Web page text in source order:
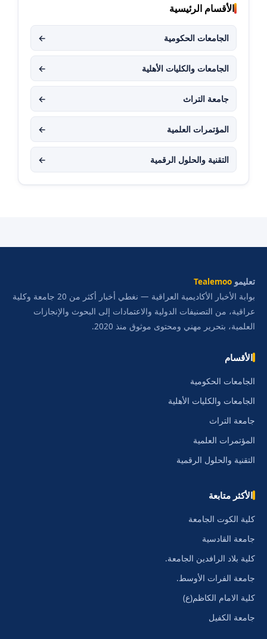
الأقسام الرئيسية
الجامعات الحكومية ←
الجامعات والكليات الأهلية ←
جامعة التراث ←
المؤتمرات العلمية ←
التقنية والحلول الرقمية ←
تعليمو Tealemoo
بوابة الأخبار الأكاديمية العراقية — نغطي أخبار أكثر من 20 جامعة وكلية
عراقية، من التصنيفات الدولية والاعتمادات إلى البحوث والإنجازات
العلمية، بتحرير مهني ومحتوى موثوق منذ 2020.
الأقسام
الجامعات الحكومية
الجامعات والكليات الأهلية
جامعة التراث
المؤتمرات العلمية
التقنية والحلول الرقمية
الأكثر متابعة
كلية الكوت الجامعة
جامعة القادسية
كلية بلاد الرافدين الجامعة.
جامعة الفرات الأوسط.
كلية الامام الكاظم(ع)
جامعة الكفيل